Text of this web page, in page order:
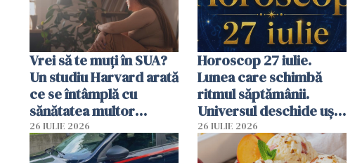
Vrei să te muți în SUA?
Un studiu Harvard arată
ce se întâmplă cu
sănătatea multor
imigranți
26 IULIE 2026
Horoscop 27 iulie.
Lunea care schimbă
ritmul săptămânii.
Universul deschide uși
neașteptate pentru
unele zodii
26 IULIE 2026